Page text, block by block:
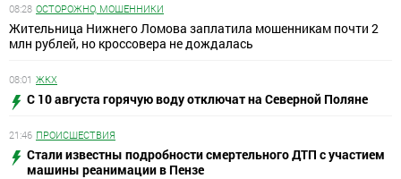
08:28 ОСТОРОЖНО, МОШЕННИКИ
Жительница Нижнего Ломова заплатила мошенникам почти 2
млн рублей, но кроссовера не дождалась
08:01 ЖКХ
С 10 августа горячую воду отключат на Северной Поляне
21:46 ПРОИСШЕСТВИЯ
Стали известны подробности смертельного ДТП с участием
машины реанимации в Пензе